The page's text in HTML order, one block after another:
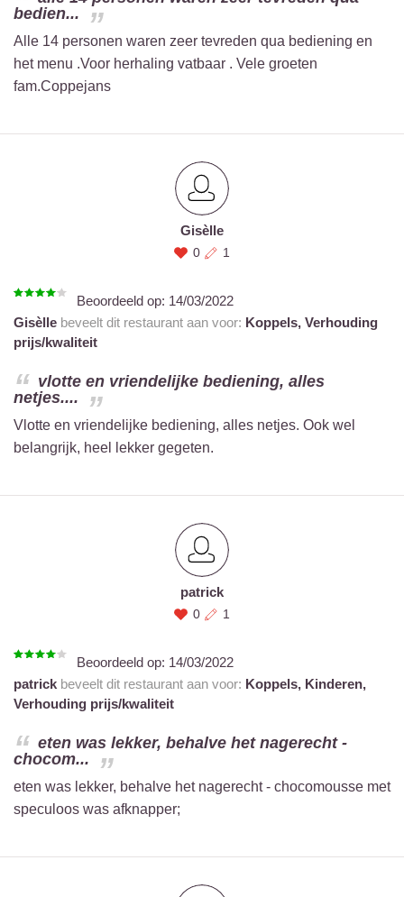
bedien...
Alle 14 personen waren zeer tevreden qua bediening en
het menu .Voor herhaling vatbaar . Vele groeten
fam.Coppejans
Gisèlle
0 1
Beoordeeld op: 14/03/2022
Gisèlle beveelt dit restaurant aan voor: Koppels, Verhouding
prijs/kwaliteit
vlotte en vriendelijke bediening, alles
netjes....
Vlotte en vriendelijke bediening, alles netjes. Ook wel
belangrijk, heel lekker gegeten.
patrick
0 1
Beoordeeld op: 14/03/2022
patrick beveelt dit restaurant aan voor: Koppels, Kinderen,
Verhouding prijs/kwaliteit
eten was lekker, behalve het nagerecht -
chocom...
eten was lekker, behalve het nagerecht - chocomousse met
speculoos was afknapper;